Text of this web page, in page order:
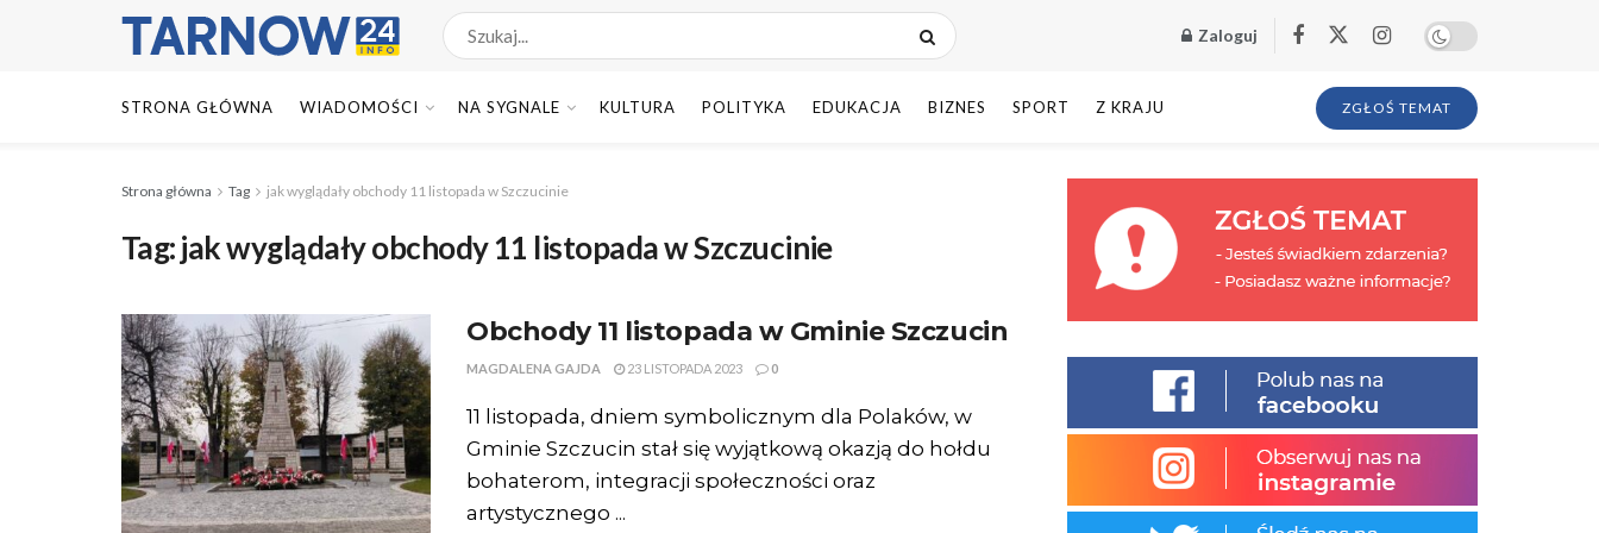
Zaloguj
STRONA GŁÓWNA WIADOMOŚCI NA SYGNALE KULTURA POLITYKA EDUKACJA BIZNES SPORT Z KRAJU ZGŁOŚ TEMAT
Strona główna Tag jak wyglądały obchody 11 listopada w Szczucinie
Tag:jak wyglądały obchody 11 listopada w Szczucinie
Obchody 11 listopada w Gminie Szczucin
MAGDALENA GAJDA 23 LISTOPADA 2023 0
11 listopada, dniem symbolicznym dla Polaków, w
Gminie Szczucin stał się wyjątkową okazją do hołdu
bohaterom, integracji społeczności oraz
artystycznego ...